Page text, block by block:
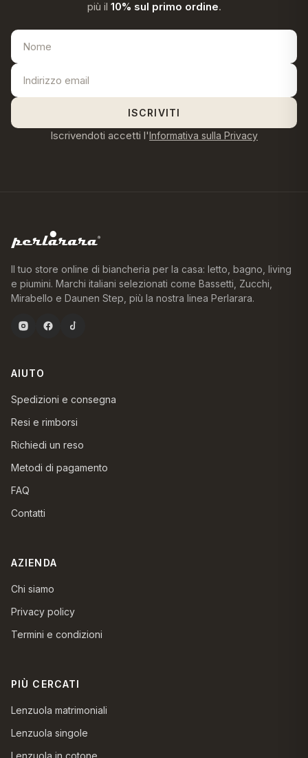
più il 10% sul primo ordine.
ISCRIVITI
Iscrivendoti accetti l'Informativa sulla Privacy
Il tuo store online di biancheria per la casa: letto, bagno, living
e piumini. Marchi italiani selezionati come Bassetti, Zucchi,
Mirabello e Daunen Step, più la nostra linea Perlarara.
AIUTO
Spedizioni e consegna
Resi e rimborsi
Richiedi un reso
Metodi di pagamento
FAQ
Contatti
AZIENDA
Chi siamo
Privacy policy
Termini e condizioni
PIÙ CERCATI
Lenzuola matrimoniali
Lenzuola singole
Lenzuola in cotone